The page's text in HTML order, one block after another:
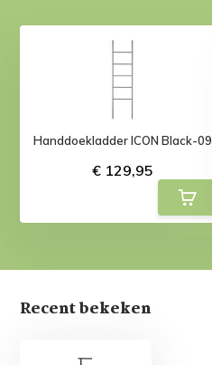
Handdoekladder ICON Black-09
€ 129,95
Recent bekeken